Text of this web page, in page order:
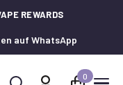
REWARDS
auf WhatsApp
0